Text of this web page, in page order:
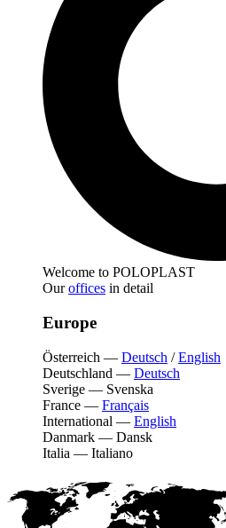
Welcome to POLOPLAST
Ouroffices in detail
Europe
Österreich — Deutsch /English
Deutschland — Deutsch
Sverige — Svenska
France — Français
International — English
Danmark — Dansk
Italia — Italiano